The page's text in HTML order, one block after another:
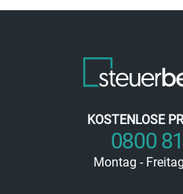
KOSTENLOSE
0800
Montag -